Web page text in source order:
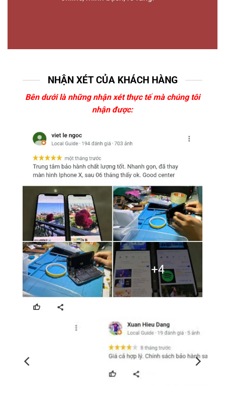
NHẬN XÉT CỦA KHÁCH HÀNG
Bên dưới là những nhận xét thực tế mà chúng tôi
nhận được: